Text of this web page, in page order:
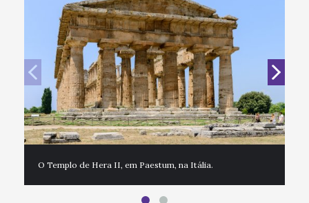
O Templo de Hera II, em Paestum, na Itália.